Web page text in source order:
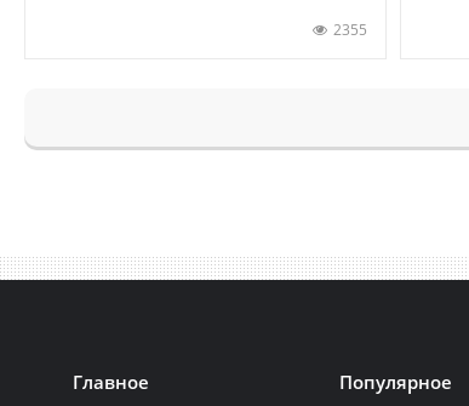
2355
Главное Популярное